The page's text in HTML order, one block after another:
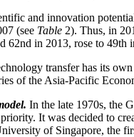
and innovation
(see Table 2). Thus, in
62nd in 2013, rose to 49th
transfer has its
of the Asia-Pacific
In the late 1970s, the
It was decided to
of Singapore, the